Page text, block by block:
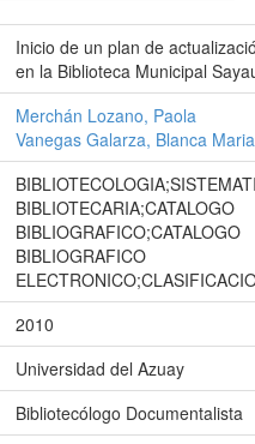
Inicio de un plan de
en la Biblioteca Municipal
Merchán Lozano, Paola
Vanegas Galarza, Blanca
BIBLIOTECARIA;CATALOGO
BIBLIOGRAFICO;CATALOGO
BIBLIOGRAFICO
2010
Universidad del Azuay
Bibliotecólogo Documentalista